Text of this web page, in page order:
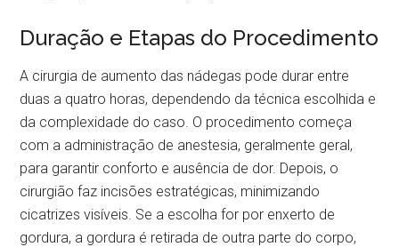
Duração e Etapas do Procedimento
A cirurgia de aumento das nádegas pode durar entre
duas a quatro horas, dependendo da técnica escolhida e
da complexidade do caso. O procedimento começa
com a administração de anestesia, geralmente geral,
para garantir conforto e ausência de dor. Depois, o
cirurgião faz incisões estratégicas, minimizando
cicatrizes visíveis. Se a escolha for por enxerto de
gordura, a gordura é retirada de outra parte do corpo,